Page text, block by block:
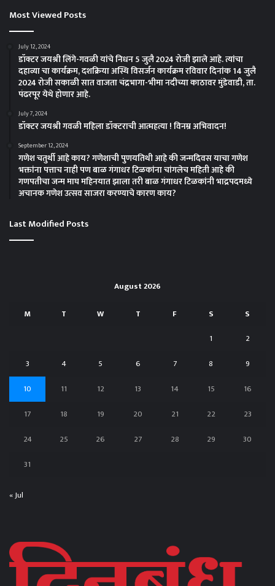
Most Viewed Posts
July 12, 2024
डॉक्टर जयश्री लिंगे-गवळी यांचे निधन 5 जुलै 2024 रोजी झाले आहे. त्यांचा
दहाव्या चा कार्यक्रम, दशक्रिया अस्थि विसर्जन कार्यक्रम रविवार दिनांक 14 जुलै
2024 रोजी सकाळी सात वाजता चंद्रभागा-भीमा नदीच्या काठावर मुंडेवाडी, ता.
पंढरपूर येथे होणार आहे.
July 7, 2024
डॉक्टर जयश्री गवळी महिला डॉक्टराची आत्महत्या ! विनम्र अभिवादन!
September 12, 2024
गणेश चतुर्थी आहे काय? गणेशाची पुणयतिथी आहे की जन्मदिवस याचा गणेश
भक्तांना पत्ताच नाही पण बाळ गंगाधर टिळकांना चांगलेच महिती आहे की
गणपतीचा जन्म माघ महिनयात झाला तरी बाळ गंगाधर टिळकांनी भाद्रपदमध्ये
अचानक गणेश उत्सव साजरा करण्याचे कारण काय?
Last Modified Posts
August 2026
M T W T F S
S
1
2
3
4 5 6 7 8
9
10
11 12 13 14 15
16
17
18 19 20 21 22
23
24
25 26 27 28 29
30
31
« Jul